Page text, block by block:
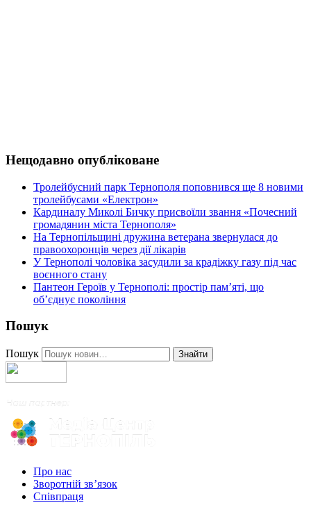
Нещодавно опубліковане
Тролейбусний парк Тернополя поповнився ще 8 новими
тролейбусами «Електрон»
Кардиналу Миколі Бичку присвоїли звання «Почесний
громадянин міста Тернополя»
На Тернопільщині дружина ветерана звернулася до
правоохоронців через дії лікарів
У Тернополі чоловіка засудили за крадіжку газу під час
воєнного стану
Пантеон Героїв у Тернополі: простір пам’яті, що
об’єднує покоління
Пошук
Пошук Знайти
Про нас
Зворотній зв’язок
Співпраця